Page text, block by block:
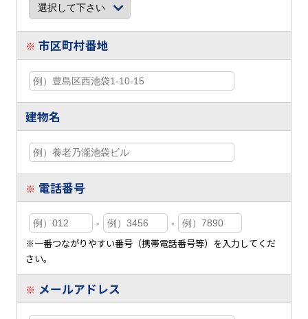
※ 市区町村番地
建物名
※ 電話番号
-
-
※一番つながりやすい番号（携帯電話番号等）を入力してくだ
さい。
※ メールアドレス